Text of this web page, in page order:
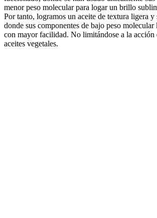
menor peso molecular para logar un brillo
Por tanto, logramos un aceite de textura ligera y
donde sus componentes de bajo peso molecular
con mayor facilidad. No limitándose a la acción
aceites vegetales.